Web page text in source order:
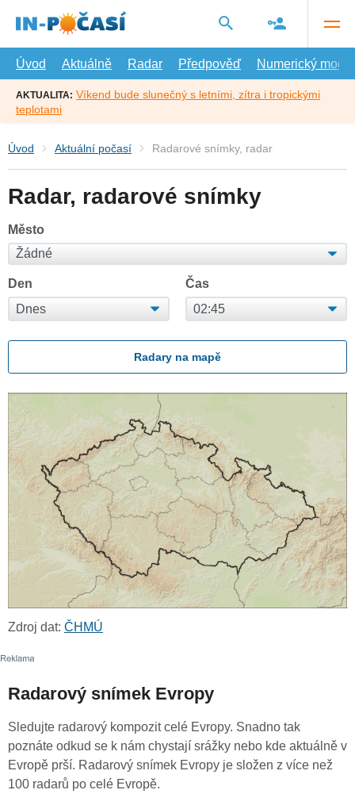
hlavní
Úvod
Aktuálně Radar Předpověď Numerický model
AKTUALITA: Víkend bude slunečný s letními, zítra i tropickými
teplotami
Úvod Aktuální počasí Radarové snímky, radar
Radar, radarové snímky
Město
Den Čas
Radary na mapě
Zdroj dat: ČHMÚ
Radarový snímek Evropy
Sledujte radarový kompozit celé Evropy. Snadno tak
poznáte odkud se k nám chystají srážky nebo kde aktuálně v
Evropě prší. Radarový snímek Evropy je složen z více než
100 radarů po celé Evropě.